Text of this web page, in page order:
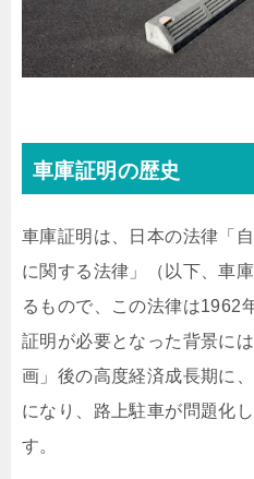
車庫証明の歴史
車庫証明は、日本の法律「
に関する法律」（以下、車
るもので、この法律は1962
証明が必要となった背景に
画」後の高度経済成長期に
になり、路上駐車が問題化
す。